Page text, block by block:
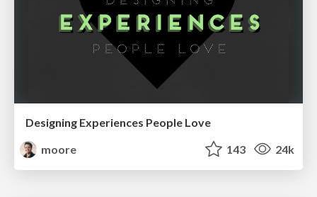
Designing Experiences People Love
moore
143 24k